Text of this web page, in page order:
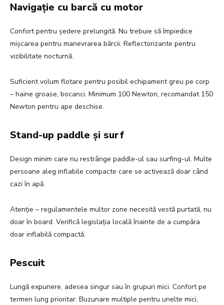
Navigație cu barcă cu motor
Confort pentru ședere prelungită. Nu trebuie să împiedice
mișcarea pentru manevrarea bărcii. Reflectorizante pentru
vizibilitate nocturnă.
Suficient volum flotare pentru posibil echipament greu pe corp
– haine groase, bocanci. Minimum 100 Newton, recomandat 150
Newton pentru ape deschise.
Stand-up paddle și surf
Design minim care nu restrânge paddle-ul sau surfing-ul. Multe
persoane aleg inflabile compacte care se activează doar când
cazi în apă.
Atenție – regulamentele multor zone necesită vestă purtată, nu
doar în board. Verifică legislația locală înainte de a cumpăra
doar inflabilă compactă.
Pescuit
Lungă expunere, adesea singur sau în grupuri mici. Confort pe
termen lung prioritar. Buzunare multiple pentru unelte mici,